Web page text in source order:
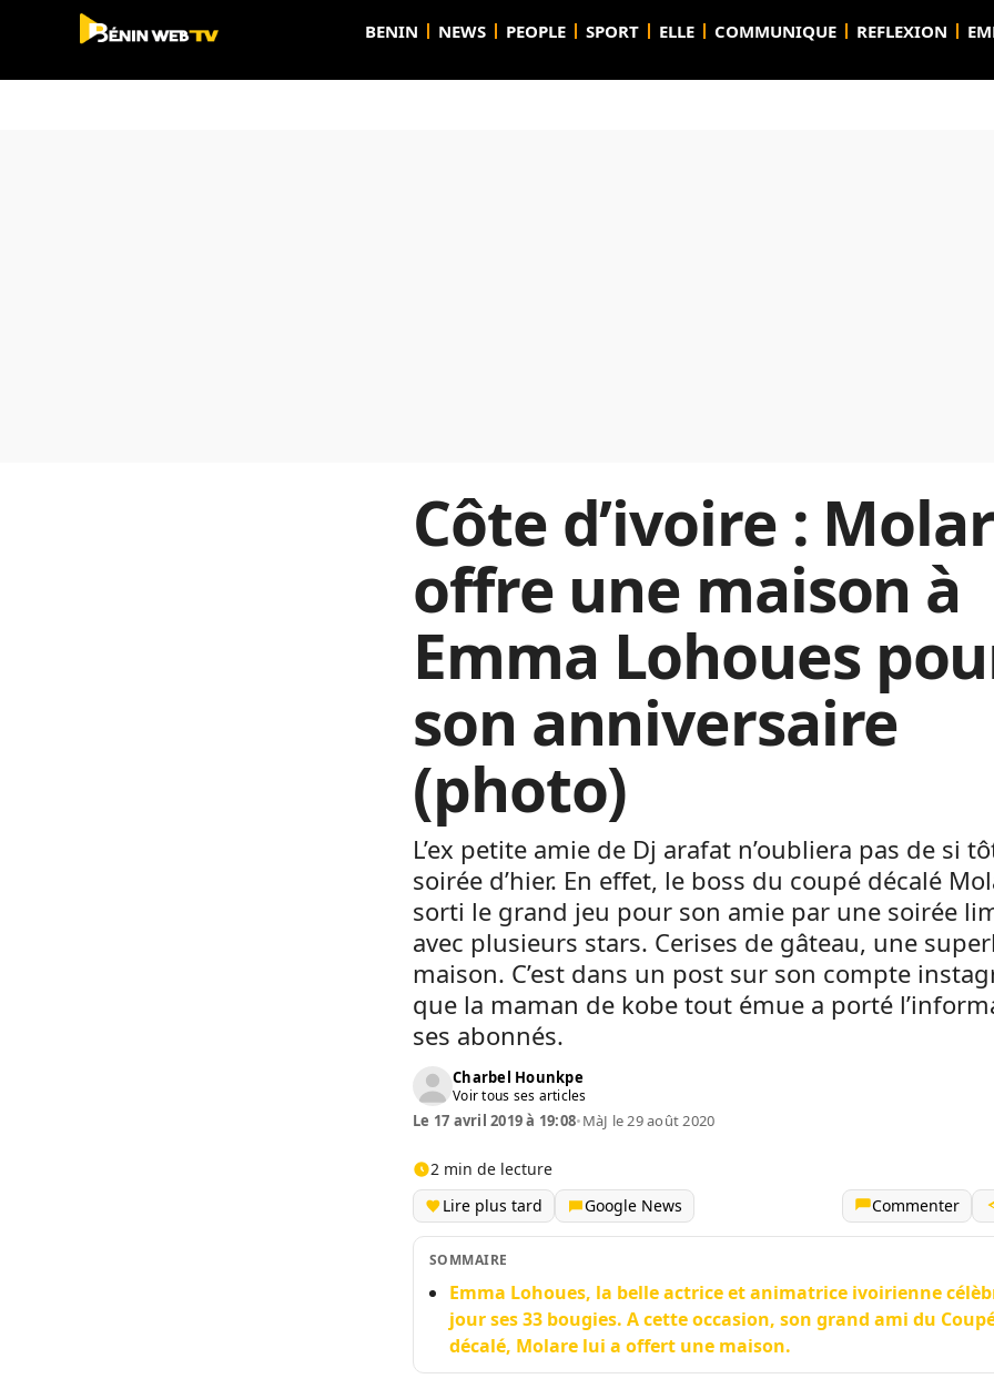
BENIN NEWS PEOPLE SPORT ELLE COMMUNIQUE REFLEXION
Côte d’ivoire :
offre une maison à
Emma Lohoues
son anniversaire
(photo)
L’ex petite amie de Dj arafat n’oubliera pas de si
soirée d’hier. En effet, le boss du coupé décalé
sorti le grand jeu pour son amie par une soirée
avec plusieurs stars. Cerises de gâteau, une
maison. C’est dans un post sur son compte
que la maman de kobe tout émue a porté
ses abonnés.
Charbel Hounkpe
Voir tous ses articles
Le 17 avril 2019 à 19:08•MàJ le 29 août 2020
2 min de lecture
Lire plus tard
Google News Commenter
SOMMAIRE
Emma Lohoues, la belle actrice et animatrice ivoirienne
jour ses 33 bougies. A cette occasion, son grand ami du
décalé, Molare lui a offert une maison.